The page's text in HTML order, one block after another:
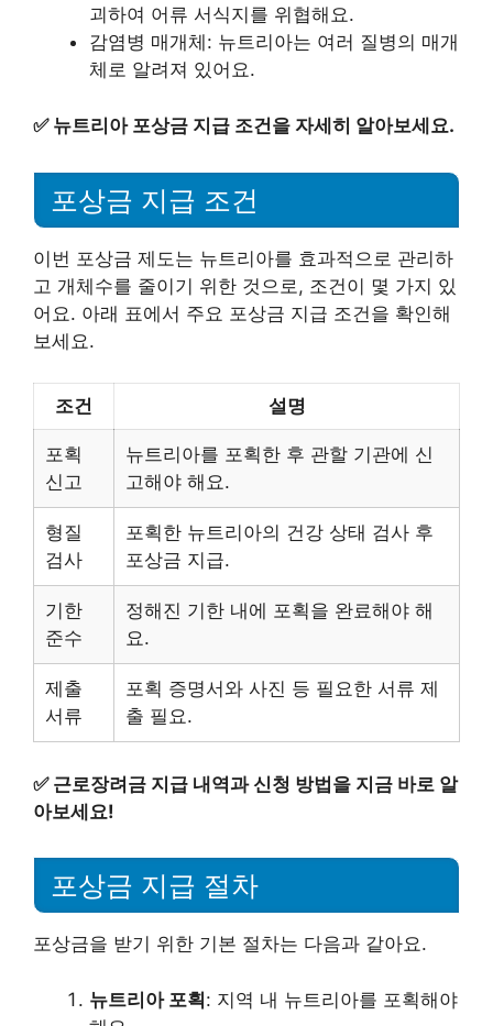
괴하여 어류 서식지를 위협해요.
감염병 매개체: 뉴트리아는 여러 질병의 매개
체로 알려져 있어요.
✅ 뉴트리아 포상금 지급 조건을 자세히 알아보세요.
포상금 지급 조건
이번 포상금 제도는 뉴트리아를 효과적으로 관리하
고 개체수를 줄이기 위한 것으로, 조건이 몇 가지 있
어요. 아래 표에서 주요 포상금 지급 조건을 확인해
보세요.
조건 설명
포획
신고
뉴트리아를 포획한 후 관할 기관에 신
고해야 해요.
형질
검사
포획한 뉴트리아의 건강 상태 검사 후
포상금 지급.
기한
준수
정해진 기한 내에 포획을 완료해야 해
요.
제출
서류
포획 증명서와 사진 등 필요한 서류 제
출 필요.
✅ 근로장려금 지급 내역과 신청 방법을 지금 바로 알
아보세요!
포상금 지급 절차
포상금을 받기 위한 기본 절차는 다음과 같아요.
뉴트리아 포획: 지역 내 뉴트리아를 포획해야